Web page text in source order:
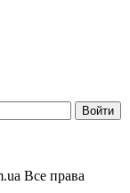
Все права